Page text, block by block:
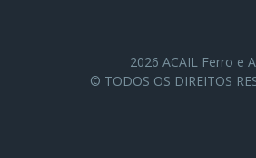
2026 ACAIL Ferro e
© TODOS OS DIREITOS